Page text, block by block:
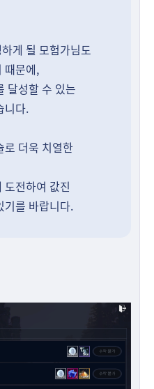
게 될 모험가님도
때문에,
달성할 수 있는
니다.
로 더욱 치열한
도전하여 값진
기를 바랍니다.